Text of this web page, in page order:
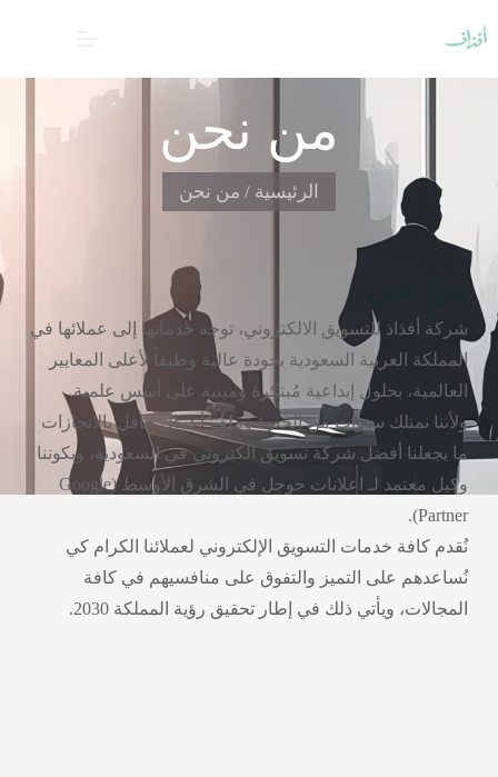
من نحن
الرئيسية / من نحن
شركة أفذاذ للتسويق الالكتروني، توجه خدماتها إلى عملائها في
المملكة العربية السعودية بجودة عالية وطبقاً لأعلى المعايير
العالمية، بحلول إبداعية مُبتكرة ومبنية على أسس علمية.
ولأننا نمتلك سنوات من الخبرة وملف أعمال حافل بالانجازات
ما يجعلنا أفضل شركة تسويق الكتروني في السعودية، وبكوننا
وكيل معتمد لـ اعلانات جوجل في الشرق الأوسط (Google
Partner).
نُقدم كافة خدمات التسويق الإلكتروني لعملائنا الكرام كي
نُساعدهم على التميز والتفوق على منافسيهم في كافة
المجالات، ويأتي ذلك في إطار تحقيق رؤية المملكة 2030.